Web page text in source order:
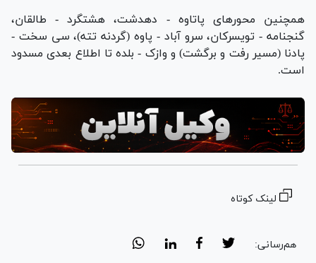
همچنین محور‌های پاتاوه - دهدشت، هشتگرد - طالقان،
گنجنامه - تویسرکان، سرو آباد - پاوه (گردنه تته)، سی سخت -
پادنا (مسیر رفت و برگشت) و وازک - بلده تا اطلاع بعدی مسدود
است.
لینک کوتاه
هم‌رسانی: